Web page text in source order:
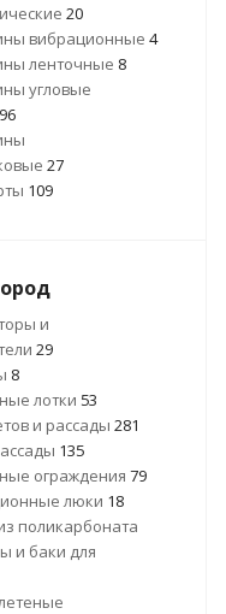
20
вибрационные 4
ленточные 8
угловые
96
27
109
и
29
8
лотки 53
и рассады 281
135
ограждения 79
люки 18
поликарбоната
и баки для